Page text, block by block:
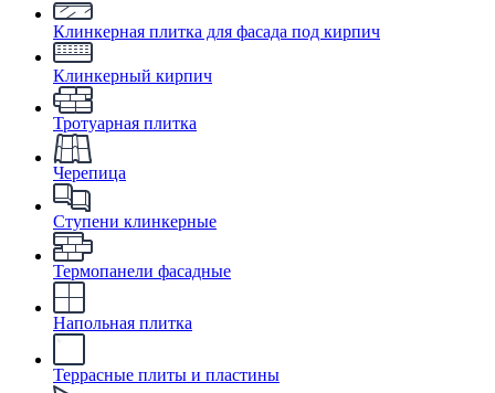
Клинкерная плитка для фасада под кирпич
Клинкерный кирпич
Тротуарная плитка
Черепица
Ступени клинкерные
Термопанели фасадные
Напольная плитка
Террасные плиты и пластины